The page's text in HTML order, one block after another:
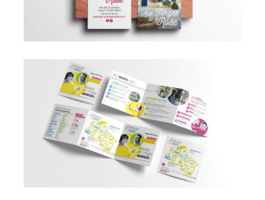
Aux Forges de la Rose
Mission Locale Sarthe Nord